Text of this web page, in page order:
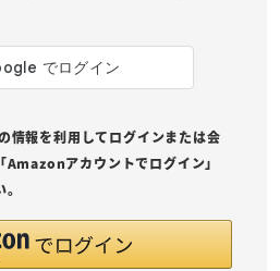
報を利用してログインまたは会
Amazonアカウントでログイン」